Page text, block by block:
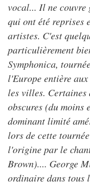
vocal... Il ne couvre
qui ont été reprises
artistes. C'est
particulièrement
Symphonica,
l'Europe entière
les villes. Certaines
obscures (du moins
dominant limité
lors de cette
l'origine par le
Brown).... George
ordinaire dans tous